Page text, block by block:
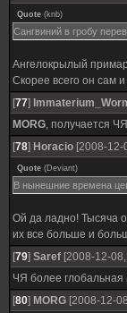
Quote (knb)
Сангвиний в гробу
Ангелокрылый
Скорее всего он сам
[77]
MORG, получается
[78] Horacio [2008-12-
Quote (Deviant)
В нынешние времена
Ой да ладно! Тысяча
их все больше и
[79] Saref [2008-12-
ЧЯ более
[80] MORG [2008-12-